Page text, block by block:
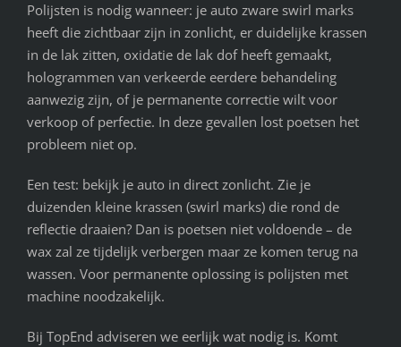
Polijsten is nodig wanneer: je auto zware swirl marks
heeft die zichtbaar zijn in zonlicht, er duidelijke krassen
in de lak zitten, oxidatie de lak dof heeft gemaakt,
hologrammen van verkeerde eerdere behandeling
aanwezig zijn, of je permanente correctie wilt voor
verkoop of perfectie. In deze gevallen lost poetsen het
probleem niet op.
Een test: bekijk je auto in direct zonlicht. Zie je
duizenden kleine krassen (swirl marks) die rond de
reflectie draaien? Dan is poetsen niet voldoende – de
wax zal ze tijdelijk verbergen maar ze komen terug na
wassen. Voor permanente oplossing is polijsten met
machine noodzakelijk.
Bij TopEnd adviseren we eerlijk wat nodig is. Komt